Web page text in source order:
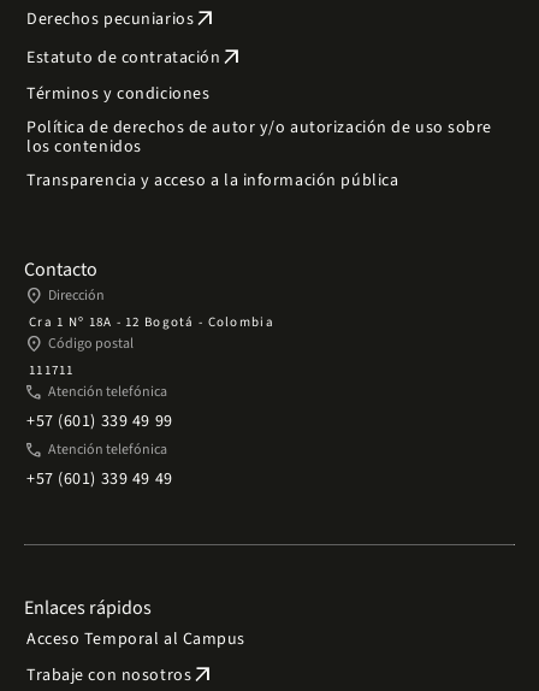
Derechos pecuniariosarrow_outward
Estatuto de contratación arrow_outward
Términos y condiciones
Política de derechos de autor y/o autorización de uso sobre
los contenidos
Transparencia y acceso a la información pública
Contacto
place Dirección
Cra 1 Nº 18A - 12 Bogotá - Colombia
place Código postal
111711
phone Atención telefónica
+57 (601) 339 49 99
phone Atención telefónica
+57 (601) 339 49 49
Enlaces rápidos
Acceso Temporal al Campus
Trabaje con nosotrosarrow_outward